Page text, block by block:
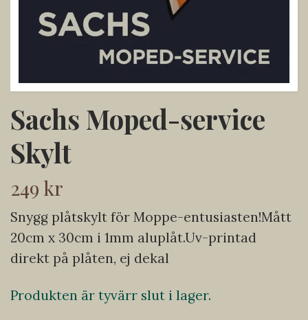
Sachs Moped-service
Skylt
249 kr
Snygg plåtskylt för Moppe-entusiasten!Mått
20cm x 30cm i 1mm aluplåt.Uv-printad
direkt på plåten, ej dekal
Produkten är tyvärr slut i lager.